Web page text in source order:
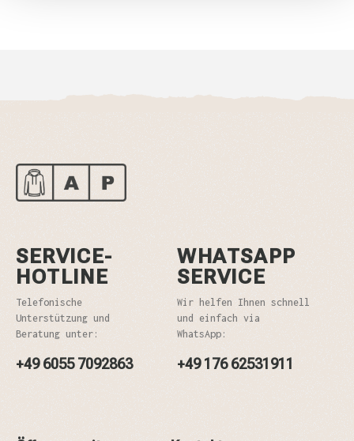
SERVICE-
HOTLINE
Telefonische
Unterstützung und
Beratung unter:
+49 6055 7092863
WHATSAPP
SERVICE
Wir helfen Ihnen schnell
und einfach via
WhatsApp:
+49 176 62531911